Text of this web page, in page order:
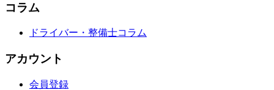
コラム
ドライバー・整備士コラム
アカウント
会員登録